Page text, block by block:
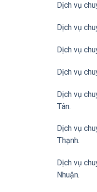
Dịch vụ
Dịch vụ
Dịch vụ
Dịch vụ
Dịch vụ
Tân.
Dịch vụ
Thạnh.
Dịch vụ
Nhuận.